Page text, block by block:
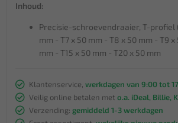
Inhoud:
Precisie-schroevendraaier, T-profiel
mm - T7 x 50 mm - T8 x 50 mm - T9 x
mm - T15 x 50 mm - T20 x 50 mm
Klantenservice, werkdagen van 9:00 tot
Veilig online betalen met o.a. iDeal, Billie,
Verzending: gemiddeld 1-3 werkdagen